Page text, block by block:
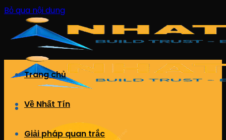
Bỏ qua nội dung
Trang chủ
Về Nhất Tín
Giải pháp quan trắc